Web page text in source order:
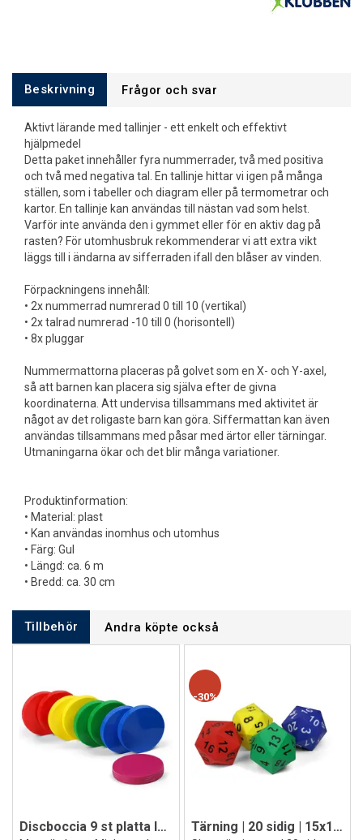
Beskrivning Frågor och svar
Aktivt lärande med tallinjer - ett enkelt och effektivt
hjälpmedel
Detta paket innehåller fyra nummerrader, två med positiva
och två med negativa tal. En tallinje hittar vi igen på många
ställen, som i tabeller och diagram eller på termometrar och
kartor. En tallinje kan användas till nästan vad som helst.
Varför inte använda den i gymmet eller för en aktiv dag på
rasten? För utomhusbruk rekommenderar vi att extra vikt
läggs till i ändarna av sifferraden ifall den blåser av vinden.
Förpackningens innehåll:
• 2x nummerrad numrerad 0 till 10 (vertikal)
• 2x talrad numrerad -10 till 0 (horisontell)
• 8x pluggar
Nummermattorna placeras på golvet som en X- och Y-axel,
så att barnen kan placera sig själva efter de givna
koordinaterna. Att undervisa tillsammans med aktivitet är
något av det roligaste barn kan göra. Siffermattan kan även
användas tillsammans med påsar med ärtor eller tärningar.
Utmaningarna ökar och det blir många variationer.
Produktinformation:
• Material: plast
• Kan användas inomhus och utomhus
• Färg: Gul
• Längd: ca. 6 m
• Bredd: ca. 30 cm
Tillbehör Andra köpte också
Discboccia 9 st platta luftfyllda skivor
30%
Tärning | 20 sidig | 15x15 cm